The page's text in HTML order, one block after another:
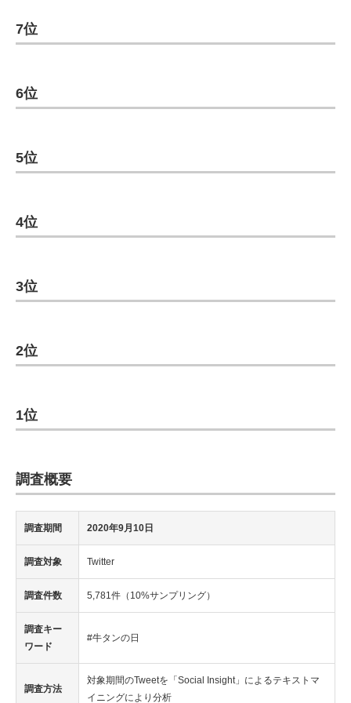
7位
6位
5位
4位
3位
2位
1位
調査概要
調査期間 2020年9月10日
調査対象 Twitter
調査件数 5,781件（10%サンプリング）
調査キー
ワード
#牛タンの日
調査方法
対象期間のTweetを「Social Insight」によるテキストマ
イニングにより分析